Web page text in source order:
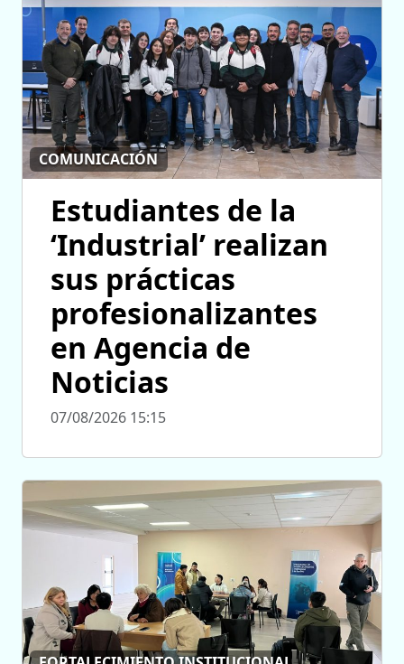
COMUNICACIÓN
Estudiantes de la
‘Industrial’ realizan
sus prácticas
profesionalizantes
en Agencia de
Noticias
07/08/2026 15:15